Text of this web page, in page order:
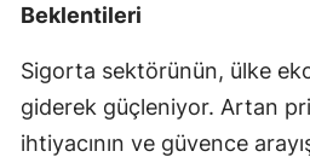
Beklentileri
Sigorta sektörünün, ülke
giderek güçleniyor. Artan
ihtiyacının ve güvence